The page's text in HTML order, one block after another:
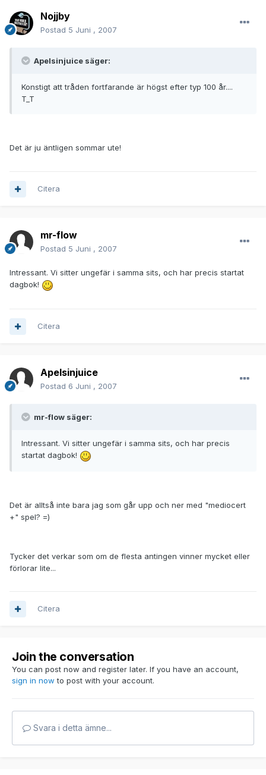
Nojjby
Postad 5 Juni , 2007
Apelsinjuice säger:
Konstigt att tråden fortfarande är högst efter typ 100 år....
T_T
Det är ju äntligen sommar ute!
Citera
mr-flow
Postad 5 Juni , 2007
Intressant. Vi sitter ungefär i samma sits, och har precis startat
dagbok!
Citera
Apelsinjuice
Postad 6 Juni , 2007
mr-flow säger:
Intressant. Vi sitter ungefär i samma sits, och har precis
startat dagbok!
Det är alltså inte bara jag som går upp och ner med "mediocert
+" spel? =)
Tycker det verkar som om de flesta antingen vinner mycket eller
förlorar lite...
Citera
Join the conversation
You can post now and register later. If you have an account,
sign in now to post with your account.
Svara i detta ämne...